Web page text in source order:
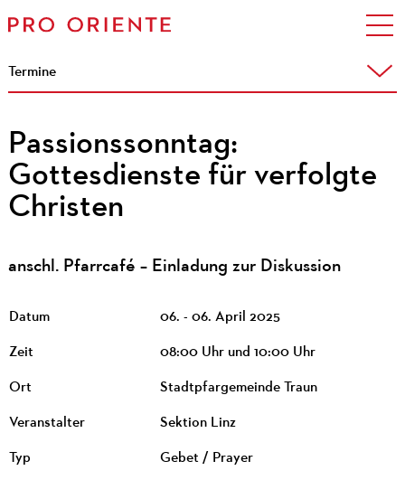
Termine
Passionssonntag:
Gottesdienste für verfolgte
Christen
anschl. Pfarrcafé – Einladung zur Diskussion
Datum 06. - 06. April 2025
Zeit 08:00 Uhr und 10:00 Uhr
Ort Stadtpfargemeinde Traun
Veranstalter Sektion Linz
Typ Gebet / Prayer